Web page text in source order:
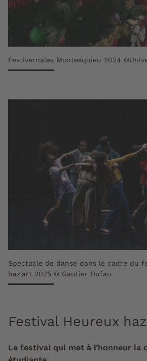
Festivernales Montesquieu 2024
Spectacle de danse dans le cadre du
haz'art 2025 © Gautier Dufau
Festival Heureux
Le festival qui met à l’honneur la